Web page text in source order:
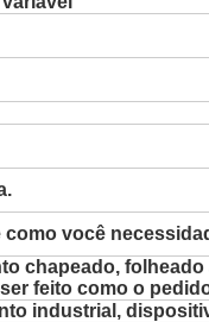
você
chapeado, folheado
feito como o
industrial,